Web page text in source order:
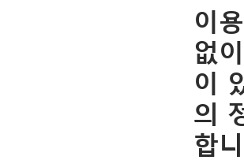
이
없
이
의
합